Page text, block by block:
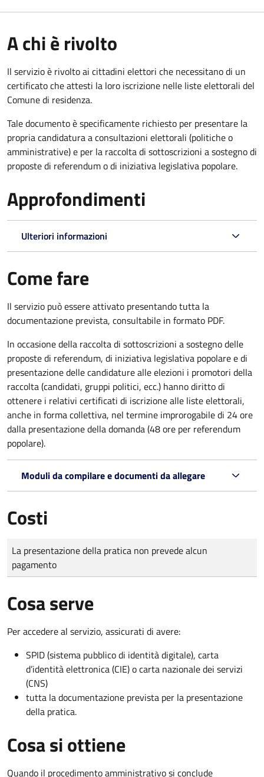
A chi è rivolto
Il servizio è rivolto ai cittadini elettori che necessitano di un
certificato che attesti la loro iscrizione nelle liste elettorali del
Comune di residenza.
Tale documento è specificamente richiesto per presentare la
propria candidatura a consultazioni elettorali (politiche o
amministrative) e per la raccolta di sottoscrizioni a sostegno di
proposte di referendum o di iniziativa legislativa popolare.
Approfondimenti
Ulteriori informazioni
Come fare
Il servizio può essere attivato presentando tutta la
documentazione prevista, consultabile in formato PDF.
In occasione della raccolta di sottoscrizioni a sostegno delle
proposte di referendum, di iniziativa legislativa popolare e di
presentazione delle candidature alle elezioni i promotori della
raccolta (candidati, gruppi politici, ecc.) hanno diritto di
ottenere i relativi certificati di iscrizione alle liste elettorali,
anche in forma collettiva, nel termine improrogabile di 24 ore
dalla presentazione della domanda (48 ore per referendum
popolare).
Moduli da compilare e documenti da allegare
Costi
Tipo di pagamento
Importo
La presentazione della pratica non prevede alcun
pagamento
Cosa serve
Per accedere al servizio, assicurati di avere:
SPID (sistema pubblico di identità digitale), carta
d’identità elettronica (CIE) o carta nazionale dei servizi
(CNS)
tutta la documentazione prevista per la presentazione
della pratica.
Cosa si ottiene
Quando il procedimento amministrativo si conclude